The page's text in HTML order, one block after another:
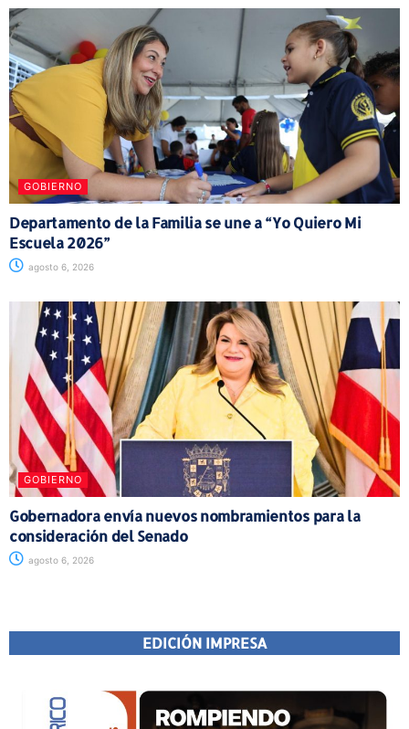
GOBIERNO
Departamento de la Familia se une a “Yo Quiero Mi
Escuela 2026”
agosto 6, 2026
GOBIERNO
Gobernadora envía nuevos nombramientos para la
consideración del Senado
agosto 6, 2026
EDICIÓN IMPRESA